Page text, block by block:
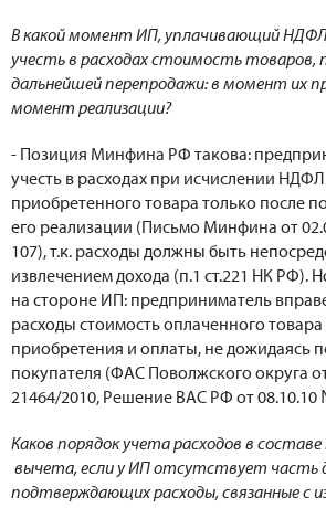
В какой момент ИП, уплачивающий
учесть в расходах стоимость товаров,
дальнейшей перепродажи: в момент их
момент реализации?
- Позиция Минфина РФ такова:
учесть в расходах при исчислении
приобретенного товара только после
его реализации (Письмо Минфина от
107), т.к. расходы должны быть
извлечением дохода (п.1 ст.221 НК РФ).
на стороне ИП: предприниматель
расходы стоимость оплаченного
приобретения и оплаты, не дожидаясь
покупателя (ФАС Поволжского округа
21464/2010, Решение ВАС РФ от
Каков порядок учета расходов в
вычета, если у ИП отсутствует часть
подтверждающих расходы, связанные с